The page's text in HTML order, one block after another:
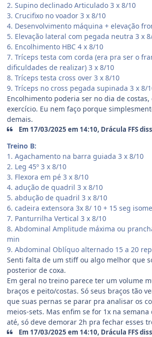
2. Supino declinado Articulado 3 x 8/10
3. Crucifixo no voador 3 x 8/10
4. Desenvolvimento máquina + elevação
5. Elevação lateral com pegada neutra 3 x
6. Encolhimento HBC 4 x 8/10
7. Tríceps testa com corda (era pra ser o
dificuldades de realizar) 3 x 8/10
8. Tríceps testa cross over 3 x 8/10
9. Tríceps no cross pegada supinada 3 x 8/
Encolhimento poderia ser no dia de
exercício. Eu nem faço porque
demais.
Em 17/03/2025 em 14:10, Drácula FFS
Treino B:
1. Agachamento na barra guiada 3 x 8/10
2. Leg 45º 3 x 8/10
3. Flexora em pé 3 x 8/10
4. adução de quadril 3 x 8/10
5. abdução de quadril 3 x 8/10
6. cadeira extensora 3x 8/ 10 + 15 seg
7. Panturrilha Vertical 3 x 8/10
8. Abdominal Amplitude máxima ou
min
9. Abdominal Oblíquo alternado 15 a 20 rep
Senti falta de um stiff ou algo melhor que
posterior de coxa.
Em geral no treino parece ter um volume
braços e peito/costas. Só seus braços tão
que suas pernas se parar pra analisar os
meios-sets. Mas enfim se for 1x na
até, só deve demorar 2h pra fechar esses
Em 17/03/2025 em 14:10, Drácula FFS